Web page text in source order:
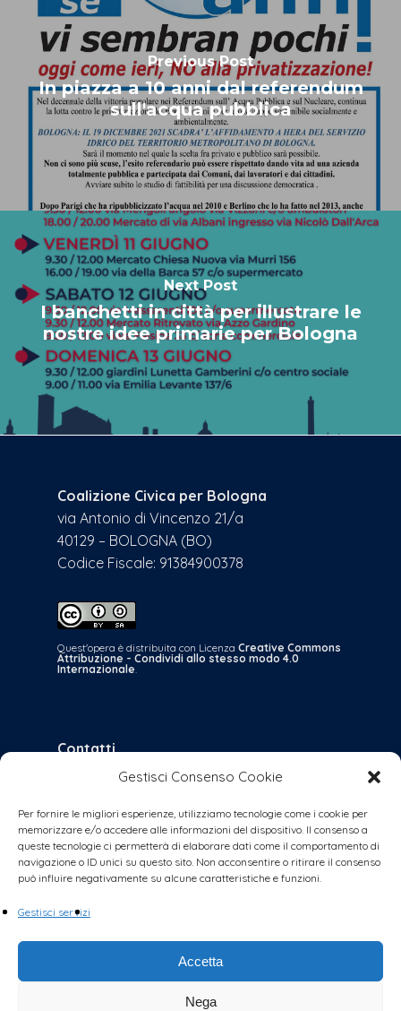
Gestisci Consenso Cookie
Per fornire le migliori esperienze, utilizziamo tecnologie come i cookie per
memorizzare e/o accedere alle informazioni del dispositivo. Il consenso a
queste tecnologie ci permetterà di elaborare dati come il comportamento di
navigazione o ID unici su questo sito. Non acconsentire o ritirare il consenso
può influire negativamente su alcune caratteristiche e funzioni.
Gestisci servizi
Accetta
Nega
Previous Post
In piazza a 10 anni dal referendum
sull'acqua pubblica
Next Post
I banchetti in città per illustrare le
nostre idee primarie per Bologna
Coalizione Civica per Bologna
via Antonio di Vincenzo 21/a
40129 – BOLOGNA (BO)
Codice Fiscale: 91384900378
Quest'opera è distribuita con Licenza Creative Commons
Attribuzione - Condividi allo stesso modo 4.0
Internazionale.
Contatti
bologna@coalizionecivica.it
per qualsiasi questione
collabora@coalizionecivica.it
se volete dare una mano concreta alla
coalizione (volantinaggi, banchetti, video,
foto, segreteria, ecc.)